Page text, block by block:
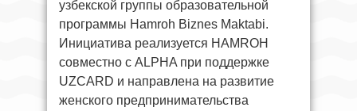
узбекской группы образовательной
программы Hamroh Biznes Maktabi.
Инициатива реализуется HAMROH
совместно с ALPHA при поддержке
UZCARD и направлена на развитие
женского предпринимательства